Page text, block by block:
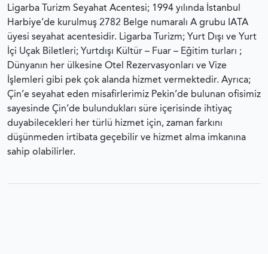
Ligarba Turizm Seyahat Acentesi; 1994 yılında İstanbul
Harbiye’de kurulmuş 2782 Belge numaralı A grubu IATA
üyesi seyahat acentesidir. Ligarba Turizm; Yurt Dışı ve Yurt
İçi Uçak Biletleri; Yurtdışı Kültür – Fuar – Eğitim turları ;
Dünyanın her ülkesine Otel Rezervasyonları ve Vize
İşlemleri gibi pek çok alanda hizmet vermektedir. Ayrıca;
Çin’e seyahat eden misafirlerimiz Pekin’de bulunan ofisimiz
sayesinde Çin’de bulundukları süre içerisinde ihtiyaç
duyabilecekleri her türlü hizmet için, zaman farkını
düşünmeden irtibata geçebilir ve hizmet alma imkanına
sahip olabilirler.